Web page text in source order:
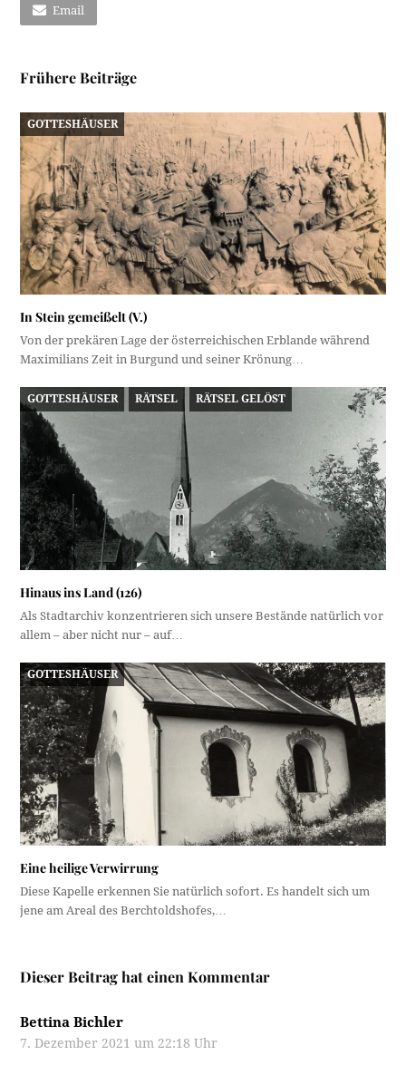
Email
Frühere Beiträge
GOTTESHÄUSER
In Stein gemeißelt (V.)
Von der prekären Lage der österreichischen Erblande während
Maximilians Zeit in Burgund und seiner Krönung…
GOTTESHÄUSER RÄTSEL RÄTSEL GELÖST
Hinaus ins Land (126)
Als Stadtarchiv konzentrieren sich unsere Bestände natürlich vor
allem – aber nicht nur – auf…
GOTTESHÄUSER
Eine heilige Verwirrung
Diese Kapelle erkennen Sie natürlich sofort. Es handelt sich um
jene am Areal des Berchtoldshofes,…
Dieser Beitrag hat einen Kommentar
Bettina Bichler
7. Dezember 2021 um 22:18 Uhr